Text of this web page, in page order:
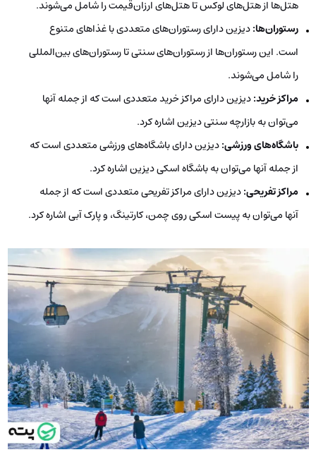
هتل‌ها از هتل‌های لوکس تا هتل‌های ارزان‌قیمت را شامل می‌شوند.
رستوران‌ها:دیزین دارای رستوران‌های متعددی با غذاهای متنوع
است. این رستوران‌ها از رستوران‌های سنتی تا رستوران‌های بین‌المللی
را شامل می‌شوند.
مراکز خرید:دیزین دارای مراکز خرید متعددی است که از جمله آنها
می‌توان به بازارچه سنتی دیزین اشاره کرد.
باشگاه‌های ورزشی:دیزین دارای باشگاه‌های ورزشی متعددی است که
از جمله آنها می‌توان به باشگاه اسکی دیزین اشاره کرد.
مراکز تفریحی:دیزین دارای مراکز تفریحی متعددی است که از جمله
آنها می‌توان به پیست اسکی روی چمن، کارتینگ، و پارک آبی اشاره کرد.